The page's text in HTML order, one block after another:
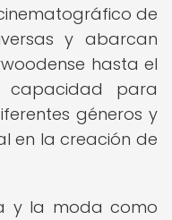
de
y abarcan
hasta el
capacidad para
géneros y
en la creación de
y la moda como